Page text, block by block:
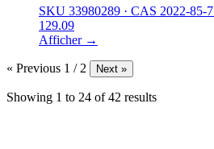
SKU 33980289 · CAS 2022-85-7
129.09
Afficher →
« Previous 1 / 2 Next »
Showing 1 to 24 of 42 results